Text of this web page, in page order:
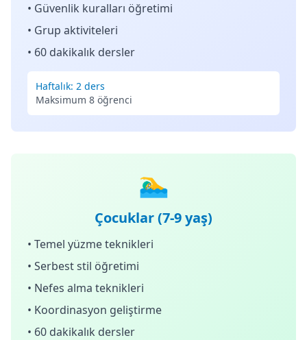
• Güvenlik kuralları öğretimi
• Grup aktiviteleri
• 60 dakikalık dersler
Haftalık: 2 ders
Maksimum 8 öğrenci
🏊‍♂️
Çocuklar (7-9 yaş)
• Temel yüzme teknikleri
• Serbest stil öğretimi
• Nefes alma teknikleri
• Koordinasyon geliştirme
• 60 dakikalık dersler